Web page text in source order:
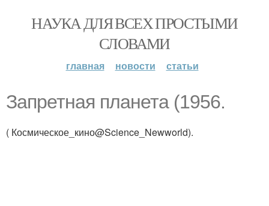
НАУКА ДЛЯ ВСЕХ ПРОСТЫМИ
СЛОВАМИ
главная новости статьи
Запретная планета (1956.
( Космическое_кино@Science_Newworld).